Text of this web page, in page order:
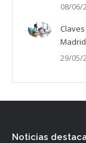
08/06/
Madrid
29/05/
Noticias